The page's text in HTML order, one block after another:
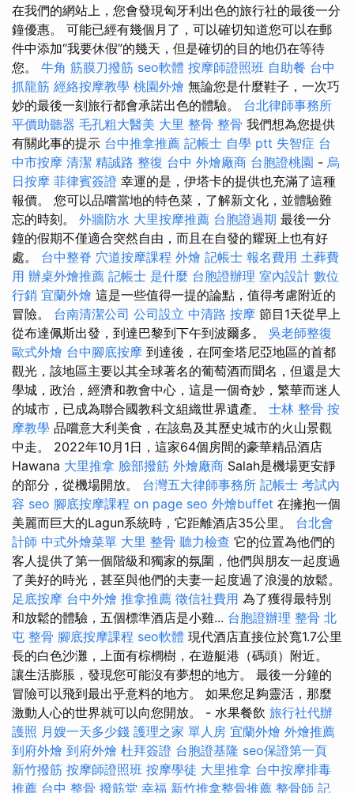
在我們的網站上，您會發現匈牙利出色的旅行社的最後一分
鐘優惠。 可能已經有幾個月了，可以確切知道您可以在郵
件中添加“我要休假”的幾天，但是確切的目的地仍在等待
您。 牛角 筋膜刀撥筋 seo軟體 按摩師證照班 自助餐 台中
抓龍筋 經絡按摩教學 桃園外燴 無論您是什麼鞋子，一次巧
妙的最後一刻旅行都會承諾出色的體驗。 台北律師事務所
平價助聽器 毛孔粗大醫美 大里 整骨 整骨 我們想為您提供
有關此事的提示 台中推拿推薦 記帳士 自學 ptt 失智症 台
中市按摩 清潔 精誠路 整復 台中 外燴廠商 台胞證桃園 - 烏
日按摩 菲律賓簽證 幸運的是，伊塔卡的提供也充滿了這種
報價。 您可以品嚐當地的特色菜，了解新文化，並體驗難
忘的時刻。 外牆防水 大里按摩推薦 台胞證過期 最後一分
鐘的假期不僅適合突然自由，而且在自發的耀斑上也有好
處。 台中整脊 穴道按摩課程 外燴 記帳士 報名費用 土葬費
用 辦桌外燴推薦 記帳士 是什麼 台胞證辦理 室內設計 數位
行銷 宜蘭外燴 這是一些值得一提的論點，值得考慮附近的
冒險。 台南清潔公司 公司設立 中清路 按摩 節目1天從早上
從布達佩斯出發，到達巴黎到下午到波爾多。 吳老師整復
歐式外燴 台中腳底按摩 到達後，在阿奎塔尼亞地區的首都
觀光，該地區主要以其全球著名的葡萄酒而聞名，但還是大
學城，政治，經濟和教會中心，這是一個奇妙，繁華而迷人
的城市，已成為聯合國教科文組織世界遺產。 士林 整骨 按
摩教學 品嚐意大利美食，在該島及其歷史城市的火山景觀
中走。 2022年10月1日，這家64個房間的豪華精品酒店
Hawana 大里推拿 臉部撥筋 外燴廠商 Salah是機場更安靜
的部分，從機場開放。 台灣五大律師事務所 記帳士 考試內
容 seo 腳底按摩課程 on page seo 外燴buffet 在擁抱一個
美麗而巨大的Lagun系統時，它距離酒店35公里。 台北會
計師 中式外燴菜單 大里 整骨 聽力檢查 它的位置為他們的
客人提供了第一個階級和獨家的氛圍，他們與朋友一起度過
了美好的時光，甚至與他們的夫妻一起度過了浪漫的放鬆。
足底按摩 台中外燴 推拿推薦 徵信社費用 為了獲得最特別
和放鬆的體驗，五個標準酒店是小雞... 台胞證辦理 整骨 北
屯 整骨 腳底按摩課程 seo軟體 現代酒店直接位於寬1.7公里
長的白色沙灘，上面有棕櫚樹，在遊艇港（碼頭）附近。
讓生活膨脹，發現您可能沒有夢想的地方。 最後一分鐘的
冒險可以飛到最出乎意料的地方。 如果您足夠靈活，那麼
激動人心的世界就可以向您開放。 - 水果餐飲 旅行社代辦
護照 月嫂一天多少錢 護理之家 單人房 宜蘭外燴 外燴推薦
到府外燴 到府外燴 杜拜簽證 台胞證基隆 seo保證第一頁
新竹撥筋 按摩師證照班 按摩學徒 大里推拿 台中按摩排毒
推薦 台中 整骨 撥筋堂 幸福 新竹推拿整骨推薦 整骨師 記